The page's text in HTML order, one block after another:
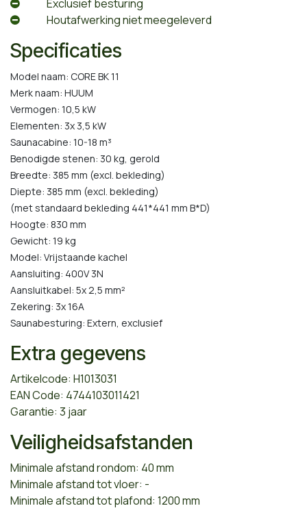
​Exclusief besturing
​Houtafwerking niet meegeleverd
Specificaties
Model naam: CORE BK 11
Merk naam: HUUM
Vermogen: 10,5 kW
Elementen: 3x 3,5 kW
Saunacabine: 10-18 m³
Benodigde stenen: 30 kg, gerold
Breedte: 385 mm (excl. bekleding)
Diepte: 385 mm (excl. bekleding)
(met standaard bekleding 441*441 mm B*D)
Hoogte: 830 mm
Gewicht: 19 kg
Model: Vrijstaande kachel
Aansluiting: 400V 3N
Aansluitkabel: 5x 2,5 mm²
Zekering: 3x 16A
Saunabesturing: Extern, exclusief
Extra gegevens
Artikelcode: H1013031
EAN Code: 4744103011421
Garantie: 3 jaar
Veiligheidsafstanden
Minimale afstand rondom: 40 mm
Minimale afstand tot vloer: -
Minimale afstand tot plafond: 1200 mm